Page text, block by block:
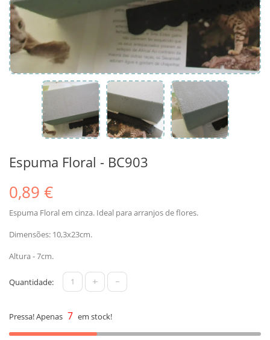
Espuma Floral - BC903
0,89 €
Espuma Floral em cinza. Ideal para arranjos de flores.
Dimensões: 10,3x23cm.
Altura - 7cm.
Quantidade: + -
Pressa! Apenas 7 em stock!